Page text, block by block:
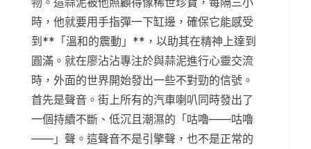
時，他就要用手指彈一下缸邊，確保它能感受
到**「溫和的震動」**，以助其在精神上達到
圓滿。就在廖沾沾專注於與蒜泥進行心靈交流
時，外面的世界開始發出一些不對勁的信號。
首先是聲音。街上所有的汽車喇叭同時發出了
一個持續不斷、低沉且潮濕的「咕嚕——咕嚕
——」聲。這聲音不是引擎聲，也不是正常的